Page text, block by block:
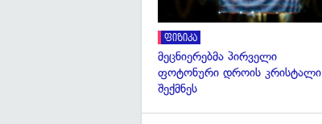
ფიზიკა
მეცნიერებმა პირველი
ფოტონური დროის კრისტალი
შექმნეს